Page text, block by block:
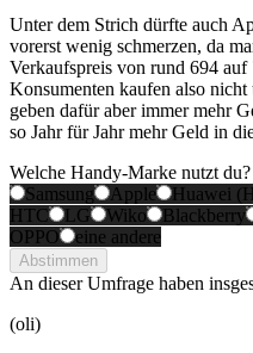
Unter dem Strich dürfte auch
vorerst wenig schmerzen, da
Verkaufspreis von rund 694
Konsumenten kaufen also
geben dafür aber immer mehr
so Jahr für Jahr mehr Geld in
Welche Handy-Marke nutzt du?
Samsung
Apple Huawei
HTC
LG Wiko Blackberry
OPPO
eine andere
Abstimmen
An dieser Umfrage haben
(oli)